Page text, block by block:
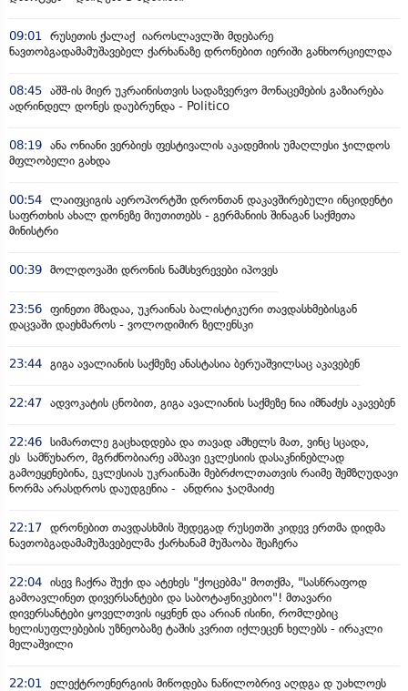
09:01 რუსეთის ქალაქ იაროსლავლში მდებარე
ნავთობგადამამუშავებელ ქარხანაზე დრონებით იერიში განხორციელდა
08:45 აშშ-ის მიერ უკრაინისთვის სადაზვერვო მონაცემების გაზიარება
ადრინდელ დონეს დაუბრუნდა - Politico
08:19 ანა ონიანი ვერბიეს ფესტივალის აკადემიის უმაღლესი ჯილდოს
მფლობელი გახდა
00:54 ლაიფციგის აეროპორტში დრონთან დაკავშირებული ინციდენტი
საფრთხის ახალ დონეზე მიუთითებს - გერმანიის შინაგან საქმეთა
მინისტრი
00:39 მოლდოვაში დრონის ნამსხვრევები იპოვეს
23:56 ფინეთი მზადაა, უკრაინას ბალისტიკური თავდასხმებისგან
დაცვაში დაეხმაროს - ვოლოდიმირ ზელენსკი
23:44 გიგა ავალიანის საქმეზე ანასტასია ბერუაშვილსაც აკავებენ
22:47 ადვოკატის ცნობით, გიგა ავალიანის საქმეზე ნია იმნაძეს აკავებენ
22:46 სიმართლე გაცხადდება და თავად ამხელს მათ, ვინც სცადა,
ეს სამწუხარო, მგრძნობიარე ამბავი ეკლესიის დასაკნინებლად
გამოეყენებინა, ეკლესიას უკრაინაში მებრძოლთათვის რაიმე შემზღუდავი
ნორმა არასდროს დაუდგენია - ანდრია ჯაღმაიძე
22:17 დრონებით თავდასხმის შედეგად რუსეთში კიდევ ერთმა დიდმა
ნავთობგადამამუშავებელმა ქარხანამ მუშაობა შეაჩერა
22:04 ისევ ჩაქრა შუქი და ატეხეს "ქოცებმა" მოთქმა, "სასწრაფოდ
გამოავლინეთ დივერსანტები და საბოტაჟნიკებიო"! მთავარი
დივერსანტები ყოველთვის იყვნენ და არიან ისინი, რომლებიც
ხელისუფლებების უზნეობაზე ტაშის კვრით იქლეცენ ხელებს - ირაკლი
მელაშვილი
22:01 ელექტროენერგიის მიწოდება ნაწილობრივ აღდგა დ უახლოეს